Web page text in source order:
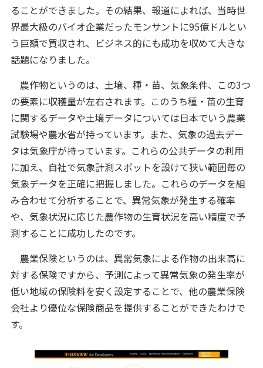
ることができました。その結果、報道によれば、当時世
界最大級のバイオ企業だったモンサントに95億ドルとい
う巨額で買収され、ビジネス的にも成功を収めて大きな
話題になりました。
農作物というのは、土壌、種・苗、気象条件、この3つ
の要素に収穫量が左右されます。このうち種・苗の生育
に関するデータや土壌データについては日本でいう農業
試験場や農水省が持っています。また、気象の過去デー
タは気象庁が持っています。これらの公共データの利用
に加え、自社で気象計測スポットを設けて狭い範囲毎の
気象データを正確に把握しました。これらのデータを組
み合わせて分析することで、異常気象が発生する確率
や、気象状況に応じた農作物の生育状況を高い精度で予
測することに成功したのです。
農業保険というのは、異常気象による作物の出来高に
対する保険ですから、予測によって異常気象の発生率が
低い地域の保険料を安く設定することで、他の農業保険
会社より優位な保険商品を提供することができたわけで
す。